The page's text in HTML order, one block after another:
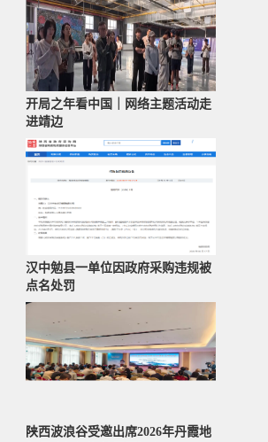
开局之年看中国｜网络主题活动走
进靖边
汉中勉县一单位因政府采购违规被
点名处罚
陕西波浪谷受邀出席2026年丹霞地